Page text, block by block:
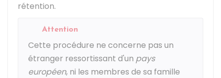
rétention.
Attention
Cette procédure ne concerne pas un
étranger ressortissant d'un pays
européen, ni les membres de sa famille